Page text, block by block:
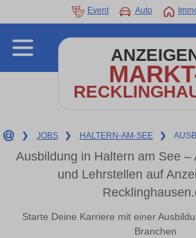
Event Auto
❯ JOBS ❯ HALTERN-AM-SEE ❯
Ausbildung in Haltern am See –
und Lehrstellen auf
Starte Deine Karriere mit einer
Branchen